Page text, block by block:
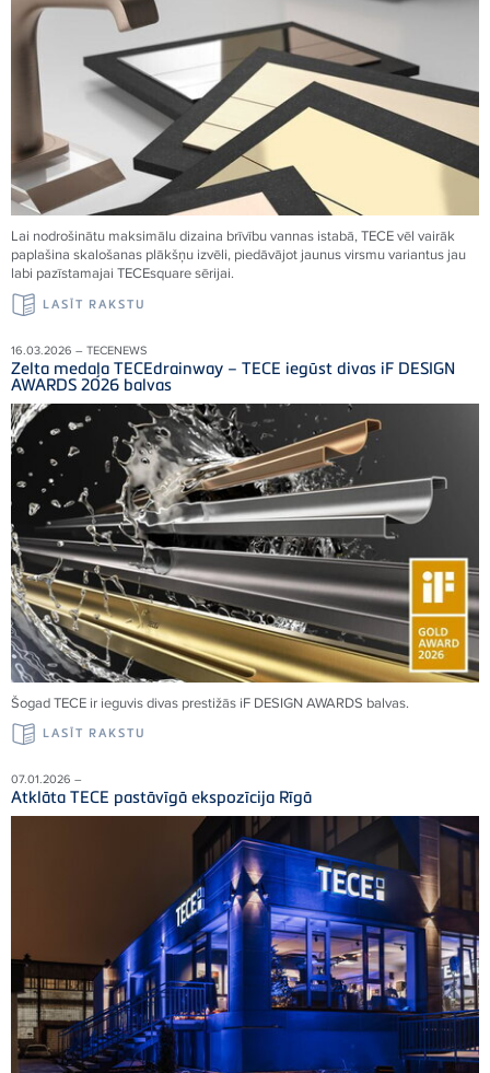
Lai nodrošinātu maksimālu dizaina brīvību vannas istabā, TECE vēl vairāk
paplašina skalošanas plākšņu izvēli, piedāvājot jaunus virsmu variantus jau
labi pazīstamajai TECEsquare sērijai.
LASĪT RAKSTU
16.03.2026 – TECENEWS
Zelta medaļa TECEdrainway – TECE iegūst divas iF DESIGN
AWARDS 2026 balvas
Šogad TECE ir ieguvis divas prestižās iF DESIGN AWARDS balvas.
LASĪT RAKSTU
07.01.2026 –
Atklāta TECE pastāvīgā ekspozīcija Rīgā